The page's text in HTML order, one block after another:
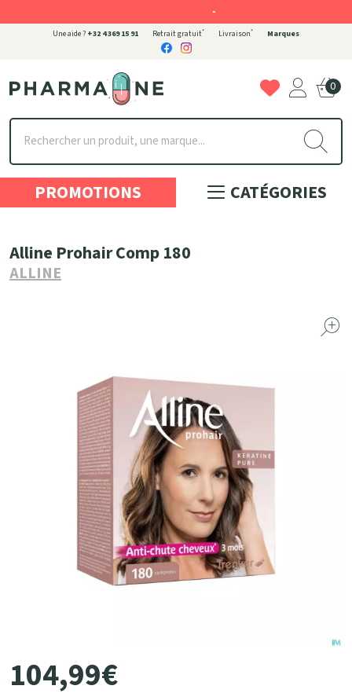
Une aide ? +32 4 369 15 91 Retrait gratuit* Livraison* Marques
Pharmaone Votre pharmacie en ligne à votre service
0
PROMOTIONS CATÉGORIES
Alline Prohair Comp 180
ALLINE
104,99€